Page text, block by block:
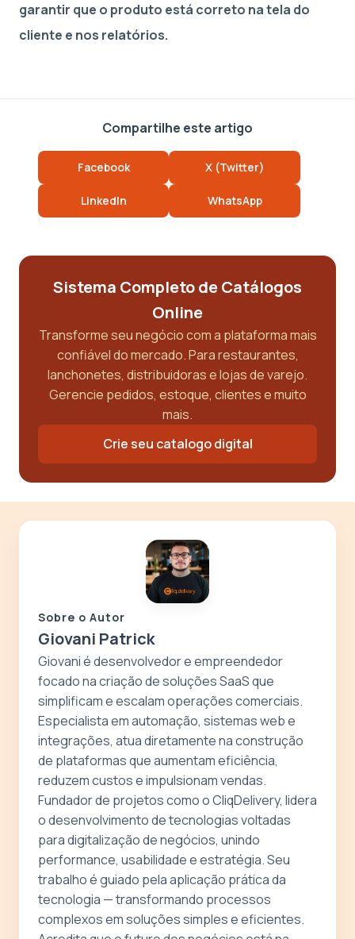
garantir que o produto está correto na tela do
cliente e nos relatórios.
Compartilhe este artigo
Facebook X (Twitter)
LinkedIn WhatsApp
Sistema Completo de Catálogos
Online
Transforme seu negócio com a plataforma mais
confiável do mercado. Para restaurantes,
lanchonetes, distribuidoras e lojas de varejo.
Gerencie pedidos, estoque, clientes e muito
mais.
Crie seu catalogo digital
Sobre o Autor
Giovani Patrick
Giovani é desenvolvedor e empreendedor
focado na criação de soluções SaaS que
simplificam e escalam operações comerciais.
Especialista em automação, sistemas web e
integrações, atua diretamente na construção
de plataformas que aumentam eficiência,
reduzem custos e impulsionam vendas.
Fundador de projetos como o CliqDelivery, lidera
o desenvolvimento de tecnologias voltadas
para digitalização de negócios, unindo
performance, usabilidade e estratégia. Seu
trabalho é guiado pela aplicação prática da
tecnologia — transformando processos
complexos em soluções simples e eficientes.